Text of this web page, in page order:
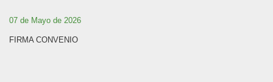
07 de Mayo de 2026
FIRMA CONVENIO